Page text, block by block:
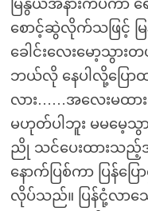
မြနွယ်အနားကပ်ကာ
စောင့်ဆွဲလိုက်သဖြင့် မ
ခေါင်းလေးမော့သွ
ဘယ်လို နေပါလို့ပြော
လား……အလေးမထ
မဟုတ်ပါဘူး မမမေ့သွ
ညို သင်ပေးထားသ
နောက်ပြစ်ကာ ပြန်ပြ
လိုပ်သည်။ ပြန်ငုံ့လာသ